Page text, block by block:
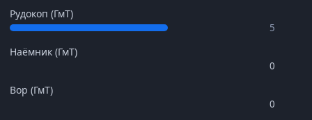
Рудокоп (ГмТ)
5
Наёмник (ГмТ)
0
Вор (ГмТ)
0